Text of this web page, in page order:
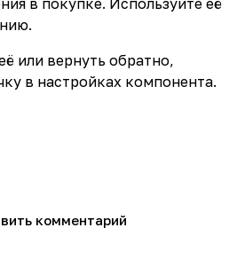
в покупке. Используйте её
или вернуть обратно,
в настройках компонента.
комментарий